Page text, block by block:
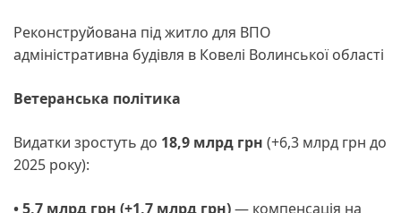
Реконструйована під житло для ВПО
адміністративна будівля в Ковелі Волинської області
Ветеранська політика
Видатки зростуть до 18,9 млрд грн (+6,3 млрд грн до
2025 року):
• 5,7 млрд грн (+1,7 млрд грн)— компенсація на